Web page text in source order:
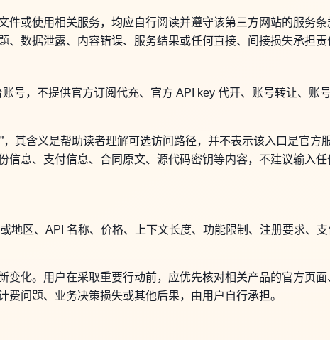
或使用相关服务，均应自行阅读并遵守该第三方网站的服务
数据泄露、内容错误、服务结果或任何直接、间接损失承担责
号，不提供官方订阅代充、官方 API key 代开、账号转让、账
”，其含义是帮助读者理解可选访问路径，并不表示该入口是官方
息、支付信息、合同原文、源代码密钥等内容，不建议输入
地区、API 名称、价格、上下文长度、功能限制、注册要求、
化。用户在采取重要行动前，应优先核对相关产品的官方页
问题、业务决策损失或其他后果，由用户自行承担。